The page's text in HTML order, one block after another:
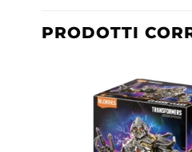
PRODOTTI